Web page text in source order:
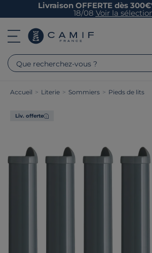
Livraison OFFERTE dès
18/08 Voir la
Que recherchez-vous ?
Accueil > Literie > Sommiers > Pieds de lits
Liv. offerte